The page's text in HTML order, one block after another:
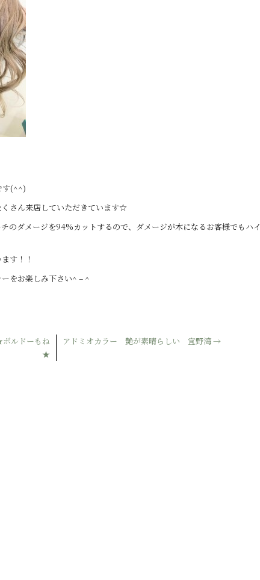
す(^^)
さん来店していただきています☆
のダメージを94%カットするので、ダメージが木になるお客様でもハイ
す！！
をお楽しみ下さい^ – ^
ルドーもね
★
アドミオカラー 艶が素晴らしい 宜野湾→